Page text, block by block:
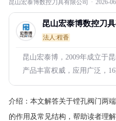
昆山宏泰博数控刀具有限公司 · 2026-
昆山宏泰博数控刀
法人:程香
昆山宏泰博，2009年成立于
产品丰富权威，应用广泛，
介绍： 本文解答关于镗孔阀门两
的作用及常见结构，帮助读者理